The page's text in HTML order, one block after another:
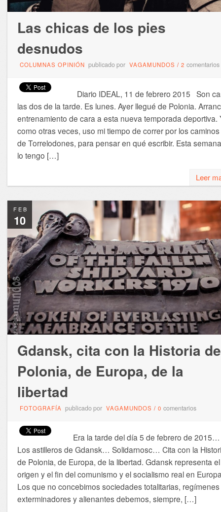
Las chicas de los pies
desnudos
COLUMNAS OPINIÓN publicado por VAGAMUNDOS / 2 comentarios
Diario IDEAL, 11 de febrero 2015 Son
las dos de la tarde. Es lunes. Ayer llegué de Polonia.
entrenamiento de cara a esta nueva temporada deportiva.
como otras veces, uso mi tiempo de correr por los caminos
de Torrelodones, para pensar en qué escribir. Esta semana
lo tengo […]
Leer
FEB
10
Gdansk, cita con la Historia de
Polonia, de Europa, de la
libertad
FOTOGRAFÍA publicado por VAGAMUNDOS / 0 comentarios
Era la tarde del día 5 de febrero de 2015…
Los astilleros de Gdansk… Solidarnosc… Cita con la
de Polonia, de Europa, de la libertad. Gdansk representa el
origen y el fin del comunismo y el socialismo real en
Los que no concebimos sociedades totalitarias, regímenes
exterminadores y alienantes debemos, siempre, […]